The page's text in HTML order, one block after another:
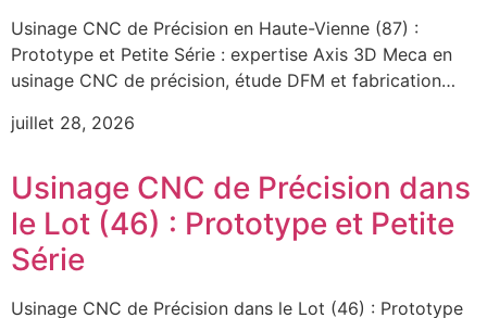
Usinage CNC de Précision en Haute-Vienne (87) :
Prototype et Petite Série : expertise Axis 3D Meca en
usinage CNC de précision, étude DFM et fabrication…
juillet 28, 2026
Usinage CNC de Précision dans
le Lot (46) : Prototype et Petite
Série
Usinage CNC de Précision dans le Lot (46) : Prototype